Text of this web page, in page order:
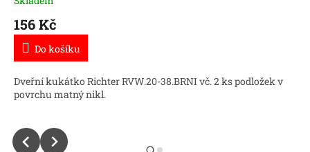
156 Kč
Do košíku
Dveřní kukátko Richter RVW.20-38.BRNI vč. 2 ks podložek v
povrchu matný nikl.